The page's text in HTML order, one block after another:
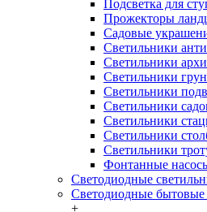
Подсветка для
Прожекторы
Садовые
Светильники
Светильники
Светильники
Светильники
Светильники
Светильники
Светильники
Светильники
Фонтанные
Светодиодные
Светодиодные
+